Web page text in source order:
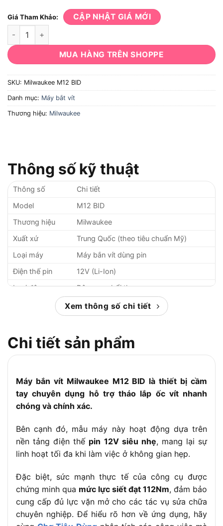
Giá Tham Khảo: CẬP NHẬT GIÁ MỚI
Máy bắn vít dùng pin 12V Milwaukee M12 BID số lượng
MUA HÀNG TRÊN SHOPPE
SKU: Milwaukee M12 BID
Danh mục: Máy bắt vít
Thương hiệu: Milwaukee
Thông số kỹ thuật
Thông số
Chi tiết
Model
M12 BID
Thương hiệu
Milwaukee
Xuất xứ
Trung Quốc (theo tiêu chuẩn Mỹ)
Loại máy
Máy bắn vít dùng pin
Điện thế pin
12V (Li-Ion)
Loại động cơ
Động cơ chổi than
Lực siết tối đa
112 N.m
tải
0 – 2,500 vòng/phút
Nhịp búa
0 – 6,000 / 22,500 nhịp/phút
mở tối đa
M10
Kích thước đầu
ngậm vít
1/4 inch (6.35mm)
máy
165 mm
Trọng lượng
(không kèm pin)
1.0 kg
Chất liệu
– Hộp bánh răng: Nhôm
– Thân máy: Nhựa cứng chống va
đập
– Tay cầm: Bọc cao su chống trượt
Xem thông số chi tiết
Chi tiết sản phẩm
Máy bắn vít Milwaukee M12 BID là thiết bị cầm
tay chuyên dụng hỗ trợ tháo lắp ốc vít nhanh
chóng và chính xác.
Bên cạnh đó, mẫu máy này hoạt động dựa trên
nền tảng điện thế pin 12V siêu nhẹ, mang lại sự
linh hoạt tối đa khi làm việc ở không gian hẹp.
Đặc biệt, sức mạnh thực tế của công cụ được
chứng minh qua mức lực siết đạt 112Nm, đảm bảo
cung cấp đủ lực vặn mở cho các tác vụ sửa chữa
chuyên nghiệp. Để hiểu rõ hơn về ứng dụng, hãy